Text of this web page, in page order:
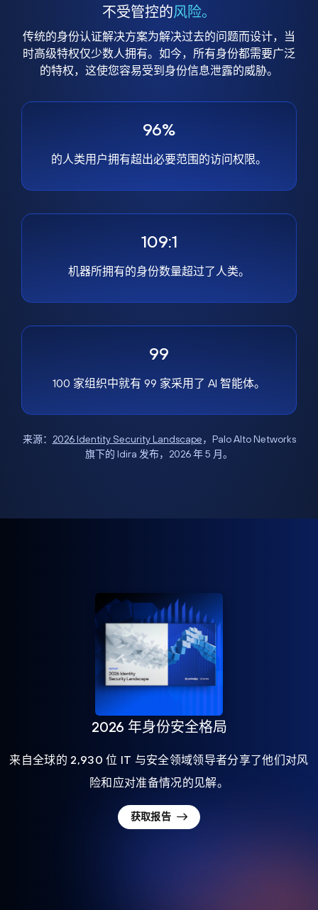
不受管控的风险。
传统的身份认证解决方案为解决过去的问题而设计，当
时高级特权仅少数人拥有。如今，所有身份都需要广泛
的特权，这使您容易受到身份信息泄露的威胁。
96%
的人类用户拥有超出必要范围的访问权限。
109:1
机器所拥有的身份数量超过了人类。
99
100 家组织中就有 99 家采用了 AI 智能体。
来源： 2026 Identity Security Landscape，Palo Alto Networks
旗下的 Idira 发布，2026 年 5 月。
2026 年身份安全格局
来自全球的 2,930 位 IT 与安全领域领导者分享了他们对风
险和应对准备情况的见解。
获取报告